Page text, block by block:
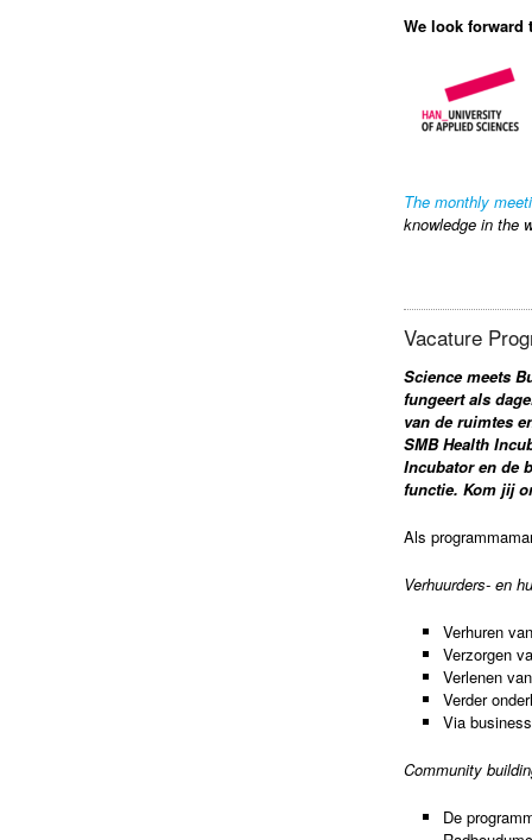
We look forward
The monthly
knowledge in the
Vacature
Science meets
fungeert als
van de ruimtes
SMB Health
Incubator en de
functie. Kom jij
Als
Verhuurders- en
Verhuren
Verzorgen
Verlenen
Verder
Via
Community
De